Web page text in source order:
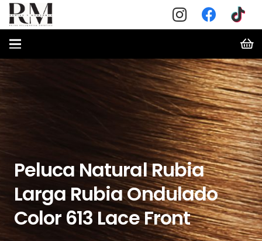
Peluca Natural Rubia
Larga Rubia Ondulado
Color 613 Lace Front